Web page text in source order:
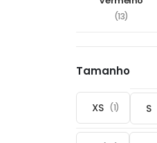
(13)
Tamanho
XS (1) S